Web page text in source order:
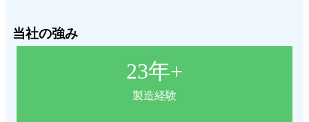
当社の強み
23年+
製造経験